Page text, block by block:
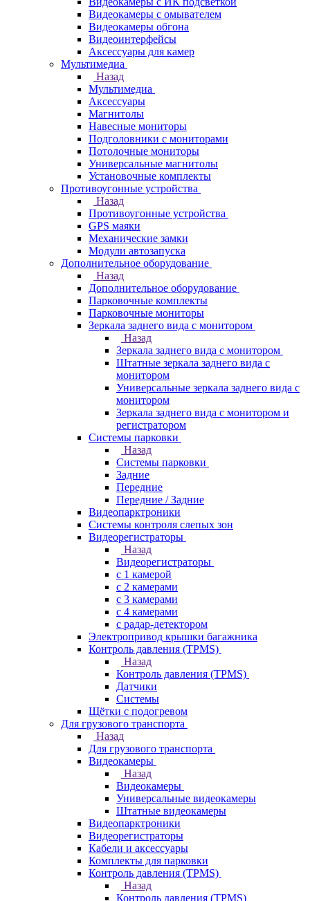
Видеокамеры с омывателем
Видеокамеры обгона
Видеоинтерфейсы
Аксессуары для камер
Мультимедиа
Назад
Мультимедиа
Аксессуары
Магнитолы
Навесные мониторы
Подголовники с мониторами
Потолочные мониторы
Универсальные магнитолы
Установочные комплекты
Противоугонные устройства
Назад
Противоугонные устройства
GPS маяки
Механические замки
Модули автозапуска
Дополнительное оборудование
Назад
Дополнительное оборудование
Парковочные комплекты
Парковочные мониторы
Зеркала заднего вида с монитором
Назад
Зеркала заднего вида с монитором
Штатные зеркала заднего вида с
монитором
Универсальные зеркала заднего вида с
монитором
Зеркала заднего вида с монитором и
регистратором
Системы парковки
Назад
Системы парковки
Задние
Передние
Передние / Задние
Видеопарктроники
Системы контроля слепых зон
Видеорегистраторы
Назад
Видеорегистраторы
с 1 камерой
с 2 камерами
с 3 камерами
с 4 камерами
с радар-детектором
Электропривод крышки багажника
Контроль давления (TPMS)
Назад
Контроль давления (TPMS)
Датчики
Системы
Щётки с подогревом
Для грузового транспорта
Назад
Для грузового транспорта
Видеокамеры
Назад
Видеокамеры
Универсальные видеокамеры
Штатные видеокамеры
Видеопарктроники
Видеорегистраторы
Кабели и аксессуары
Комплекты для парковки
Контроль давления (TPMS)
Назад
Контроль давления (TPMS)